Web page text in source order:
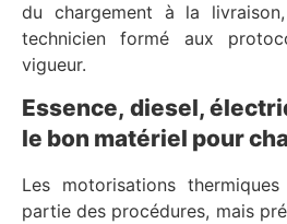
du chargement à la
technicien formé aux
vigueur.
Essence, diesel,
le bon matériel pour
Les motorisations
partie des procédures, mais